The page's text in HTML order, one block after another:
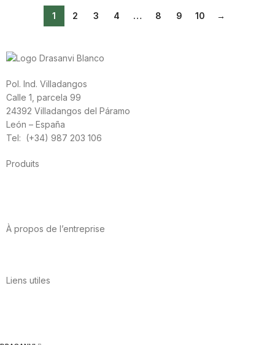
1 2 3 4 … 8 9 10 →
Pol. Ind. Villadangos
Calle 1, parcela 99
24392 Villadangos del Páramo
León – España
Tel: (+34) 987 203 106
Produits
À propos de l’entreprise
Liens utiles